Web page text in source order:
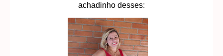
achadinho desses: